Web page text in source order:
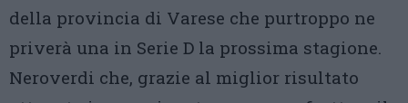
della provincia di Varese che purtroppo ne
priverà una in Serie D la prossima stagione.
Neroverdi che, grazie al miglior risultato